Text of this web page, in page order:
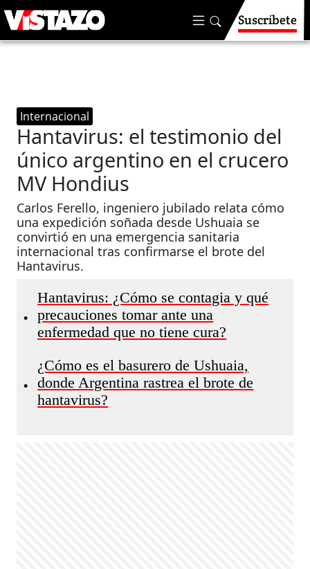
Suscríbete
Internacional
Hantavirus: el testimonio del
único argentino en el crucero
MV Hondius
Carlos Ferello, ingeniero jubilado relata cómo
una expedición soñada desde Ushuaia se
convirtió en una emergencia sanitaria
internacional tras confirmarse el brote del
Hantavirus.
•
Hantavirus: ¿Cómo se contagia y qué
precauciones tomar ante una
enfermedad que no tiene cura?
•
¿Cómo es el basurero de Ushuaia,
donde Argentina rastrea el brote de
hantavirus?